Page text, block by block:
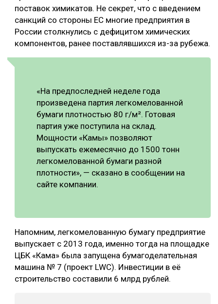
БЕЗОПАСНОЕ ПРОИЗВОДСТВО
СОРТИРОВКА ДРЕВЕСИНЫ
поставок химикатов. Не секрет, что с введением
санкций со стороны ЕС многие предприятия в
России столкнулись с дефицитом химических
компонентов, ранее поставлявшихся из-за рубежа.
«На предпоследней неделе года
произведена партия легкомелованной
бумаги плотностью 80 г/м². Готовая
партия уже поступила на склад.
Мощности «Камы» позволяют
выпускать ежемесячно до 1500 тонн
легкомелованной бумаги разной
плотности», — сказано в сообщении на
сайте компании.
Напомним, легкомелованную бумагу предприятие
выпускает с 2013 года, именно тогда на площадке
ЦБК «Кама» была запущена бумагоделательная
машина № 7 (проект LWC). Инвестиции в её
строительство составили 6 млрд рублей.